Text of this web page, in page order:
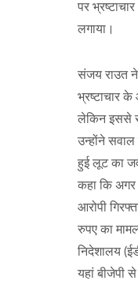
पर
लगाया।
संजय राउत ने
भ्रष्टाचार के
लेकिन इससे
उन्होंने सवाल
हुई लूट का
कहा कि अगर
आरोपी
रुपए का
निदेशालय
यहां बीजेपी से